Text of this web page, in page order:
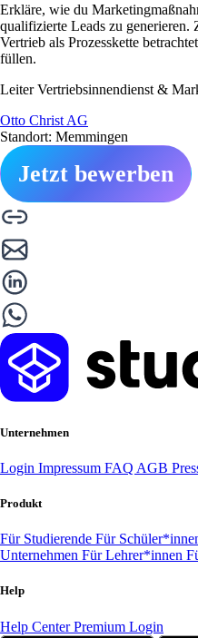
Erkläre, wie du
qualifizierte Leads zu
Vertrieb als Prozesskette
füllen.
Leiter Vertriebsinnendienst &
Otto Christ AG
Standort: Memmingen
Jetzt bewerben
Unternehmen
Login Impressum FAQ AGB
Produkt
Für Studierende Für
Unternehmen Für Lehrer*innen
Help
Help CenterPremium Login